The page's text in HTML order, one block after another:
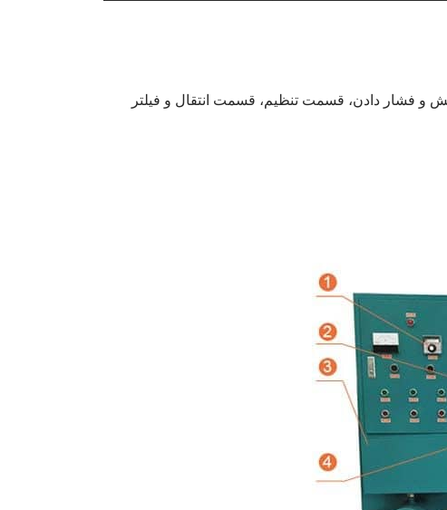
فشار دادن، قسمت تنظیم، قسمت انتقال و فیلتر